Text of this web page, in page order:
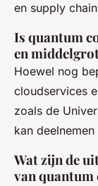
en supply
Is quantum
en
Hoewel nog
cloudservices
zoals de
kan
Wat zijn de
van